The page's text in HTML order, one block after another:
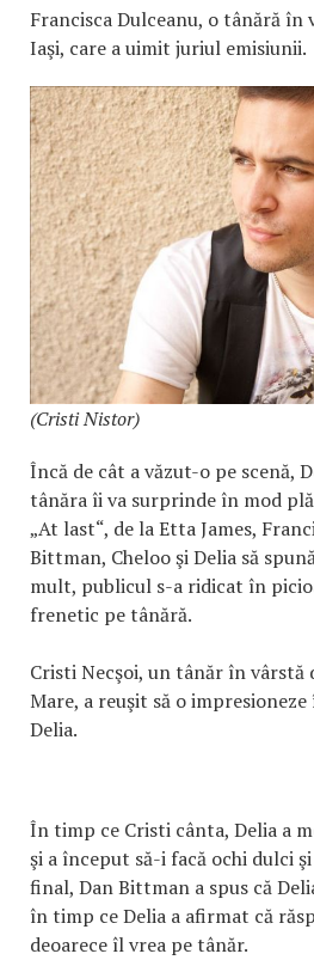
Francisca Dulceanu, o tânără în
Iaşi, care a uimit juriul emisiunii.
(Cristi Nistor)
Încă de cât a văzut-o pe scenă,
tânăra îi va surprinde în mod
„At last“, de la Etta James,
Bittman, Cheloo şi Delia să
mult, publicul s-a ridicat în
frenetic pe tânără.
Cristi Necşoi, un tânăr în vârstă
Mare, a reuşit să o
Delia.
În timp ce Cristi cânta, Delia a
şi a început să-i facă ochi dulci
final, Dan Bittman a spus că
în timp ce Delia a afirmat că
deoarece îl vrea pe tânăr.